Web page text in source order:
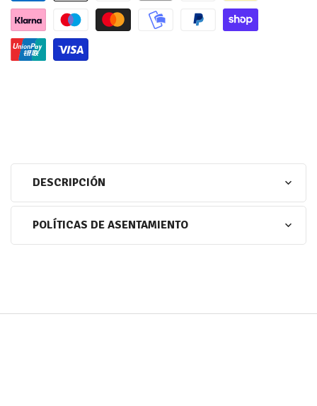
DESCRIPCIÓN
POLÍTICAS DE ASENTAMIENTO